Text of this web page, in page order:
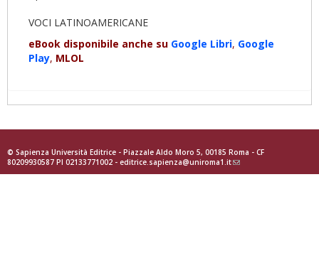
VOCI LATINOAMERICANE
eBook disponibile anche su Google Libri, Google
Play, MLOL
© Sapienza Università Editrice - Piazzale Aldo Moro 5, 00185 Roma - CF
80209930587 PI 02133771002 - editrice.sapienza@uniroma1.it(link
sends